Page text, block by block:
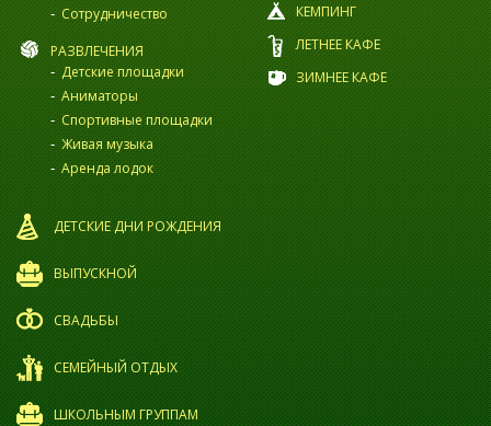
Сотрудничество
РАЗВЛЕЧЕНИЯ
Детские площадки
Аниматоры
Спортивные площадки
Живая музыка
Аренда лодок
КЕМПИНГ
ЛЕТНЕЕ КАФЕ
ЗИМНЕЕ КАФЕ
ДЕТСКИЕ ДНИ РОЖДЕНИЯ
ВЫПУСКНОЙ
СВАДЬБЫ
СЕМЕЙНЫЙ ОТДЫХ
ШКОЛЬНЫМ ГРУППАМ